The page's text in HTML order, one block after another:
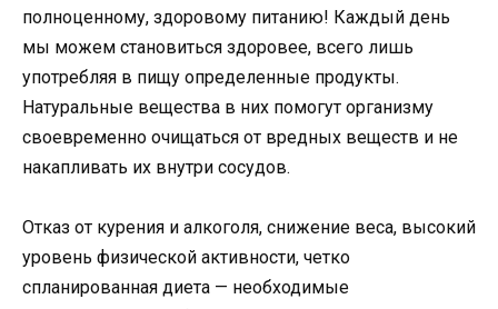
полноценному, здоровому питанию! Каждый день
мы можем становиться здоровее, всего лишь
употребляя в пищу определенные продукты.
Натуральные вещества в них помогут организму
своевременно очищаться от вредных веществ и не
накапливать их внутри сосудов.
Отказ от курения и алкоголя, снижение веса, высокий
уровень физической активности, четко
спланированная диета — необходимые